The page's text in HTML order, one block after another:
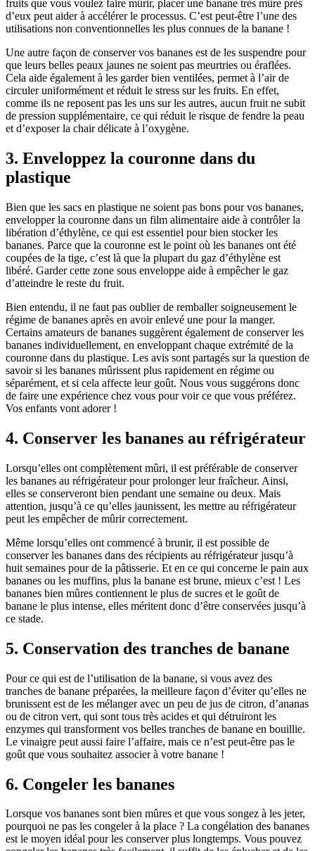
fruits que vous voulez faire mûrir, placer une banane très mûre près
d’eux peut aider à accélérer le processus. C’est peut-être l’une des
utilisations non conventionnelles les plus connues de la banane !
Une autre façon de conserver vos bananes est de les suspendre pour
que leurs belles peaux jaunes ne soient pas meurtries ou éraflées.
Cela aide également à les garder bien ventilées, permet à l’air de
circuler uniformément et réduit le stress sur les fruits. En effet,
comme ils ne reposent pas les uns sur les autres, aucun fruit ne subit
de pression supplémentaire, ce qui réduit le risque de fendre la peau
et d’exposer la chair délicate à l’oxygène.
3. Enveloppez la couronne dans du
plastique
Bien que les sacs en plastique ne soient pas bons pour vos bananes,
envelopper la couronne dans un film alimentaire aide à contrôler la
libération d’éthylène, ce qui est essentiel pour bien stocker les
bananes. Parce que la couronne est le point où les bananes ont été
coupées de la tige, c’est là que la plupart du gaz d’éthylène est
libéré. Garder cette zone sous enveloppe aide à empêcher le gaz
d’atteindre le reste du fruit.
Bien entendu, il ne faut pas oublier de remballer soigneusement le
régime de bananes après en avoir enlevé une pour la manger.
Certains amateurs de bananes suggèrent également de conserver les
bananes individuellement, en enveloppant chaque extrémité de la
couronne dans du plastique. Les avis sont partagés sur la question de
savoir si les bananes mûrissent plus rapidement en régime ou
séparément, et si cela affecte leur goût. Nous vous suggérons donc
de faire une expérience chez vous pour voir ce que vous préférez.
Vos enfants vont adorer !
4. Conserver les bananes au réfrigérateur
Lorsqu’elles ont complètement mûri, il est préférable de conserver
les bananes au réfrigérateur pour prolonger leur fraîcheur. Ainsi,
elles se conserveront bien pendant une semaine ou deux. Mais
attention, jusqu’à ce qu’elles jaunissent, les mettre au réfrigérateur
peut les empêcher de mûrir correctement.
Même lorsqu’elles ont commencé à brunir, il est possible de
conserver les bananes dans des récipients au réfrigérateur jusqu’à
huit semaines pour de la pâtisserie. Et en ce qui concerne le pain aux
bananes ou les muffins, plus la banane est brune, mieux c’est ! Les
bananes bien mûres contiennent le plus de sucres et le goût de
banane le plus intense, elles méritent donc d’être conservées jusqu’à
ce stade.
5. Conservation des tranches de banane
Pour ce qui est de l’utilisation de la banane, si vous avez des
tranches de banane préparées, la meilleure façon d’éviter qu’elles ne
brunissent est de les mélanger avec un peu de jus de citron, d’ananas
ou de citron vert, qui sont tous très acides et qui détruiront les
enzymes qui transforment vos belles tranches de banane en bouillie.
Le vinaigre peut aussi faire l’affaire, mais ce n’est peut-être pas le
goût que vous souhaitez associer à votre banane !
6. Congeler les bananes
Lorsque vos bananes sont bien mûres et que vous songez à les jeter,
pourquoi ne pas les congeler à la place ? La congélation des bananes
est le moyen idéal pour les conserver plus longtemps. Vous pouvez